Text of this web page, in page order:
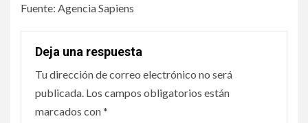
Fuente: Agencia Sapiens
Deja una respuesta
Tu dirección de correo electrónico no será
publicada. Los campos obligatorios están
marcados con*